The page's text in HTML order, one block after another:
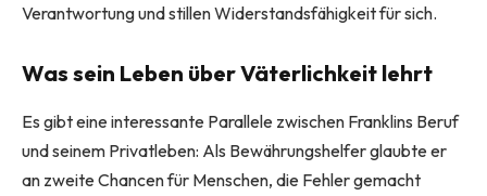
Verantwortung und stillen Widerstandsfähigkeit für sich.
Was sein Leben über Väterlichkeit lehrt
Es gibt eine interessante Parallele zwischen Franklins Beruf
und seinem Privatleben: Als Bewährungshelfer glaubte er
an zweite Chancen für Menschen, die Fehler gemacht